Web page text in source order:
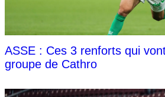
ASSE : Ces 3 renforts qui
groupe de Cathro